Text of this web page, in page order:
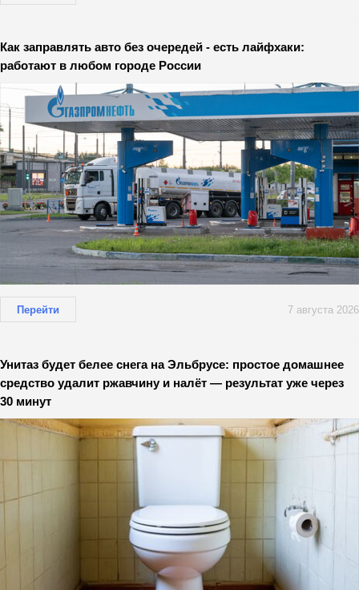
Как заправлять авто без очередей - есть лайфхаки:
работают в любом городе России
Перейти 7 августа 2026
Унитаз будет белее снега на Эльбрусе: простое домашнее
средство удалит ржавчину и налёт — результат уже через
30 минут